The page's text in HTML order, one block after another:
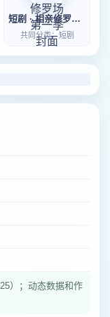
短剧 · 相亲修罗场第一季
共同分类：短剧
）；动态数据和作